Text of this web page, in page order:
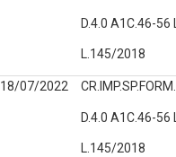
D.4.0 A1C.46-
L.145/2018
18/07/2022
D.4.0 A1C.46-
L.145/2018